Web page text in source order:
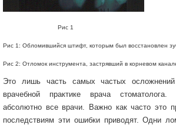
Рис 1
Рис 1: Обломившийся штифт, которым был восстановлен
Рис 2: Отломок инструмента, застрявший в корневом
Это лишь часть самых частых
врачебной практике врача
абсолютно все врачи. Важно как часто это
последствиям эти ошибки приводят. Одни